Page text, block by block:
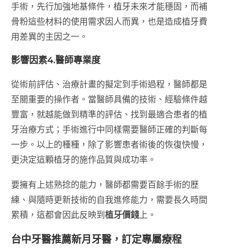
手術，先行加強地基條件，植牙未來才能穩固，而補
骨粉這些材料的使用需求因人而異，也是造成植牙費
用差異的主因之一。
影響因素4.醫師專業度
從術前評估、治療計畫的擬定到手術過程，醫師都是
至關重要的操作者。當醫師具備的技術、經驗條件越
豐富，就越能做到精準的評估、找到最適合患者的植
牙治療方式；手術進行中同樣需要醫師正確的判斷每
一步。以上的種種，除了影響患者術後的恢復快慢，
更決定這顆植牙的施作品質與成功率。
要擁有上述熟捻的能力，醫師都需要百餘手術的歷
練、與隨時更新技術的自我進修能力，需要長久時間
累積，這都會因此反映到植牙價錢 上。
台中牙醫推薦新月牙醫，訂定專屬療程